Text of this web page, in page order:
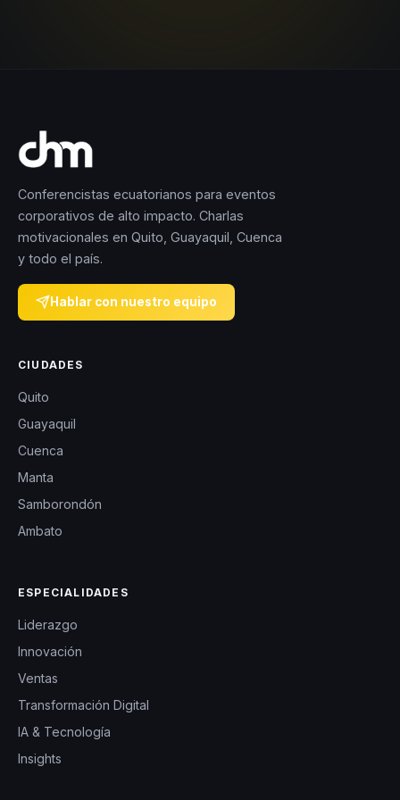
Conferencistas ecuatorianos para eventos
corporativos de alto impacto. Charlas
motivacionales en Quito, Guayaquil, Cuenca
y todo el país.
Hablar con nuestro equipo
CIUDADES
Quito
Guayaquil
Cuenca
Manta
Samborondón
Ambato
ESPECIALIDADES
Liderazgo
Innovación
Ventas
Transformación Digital
IA & Tecnología
Insights